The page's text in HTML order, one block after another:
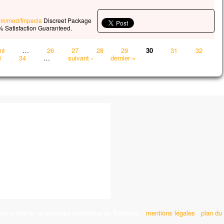
med/finpecia Discreet Package
Satisfaction Guaranteed.
… 26 27 28 29 30 31 32
34 … suivant › dernier »
mentions légales plan